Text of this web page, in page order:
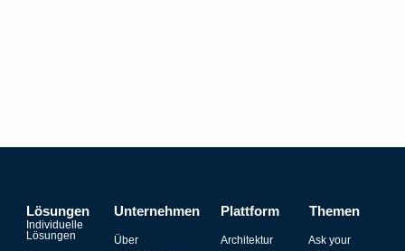
Lösungen
Individuelle
Lösungen
Unternehmen
Über
Plattform
Architektur
Themen
Ask your